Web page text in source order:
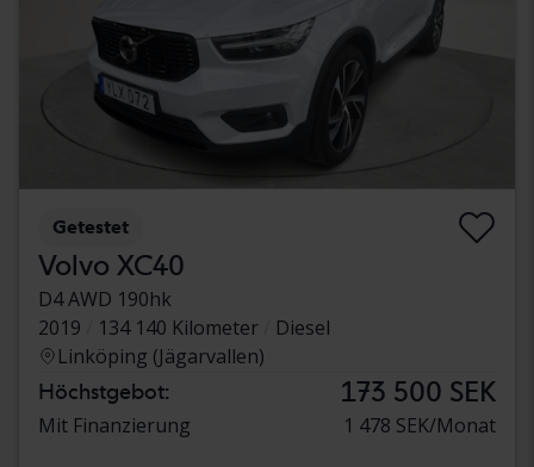
Getestet
Volvo XC40
D4 AWD 190hk
2019
134 140 Kilometer
Diesel
Linköping (Jägarvallen)
Höchstgebot: 173 500 SEK
Mit Finanzierung 1 478 SEK/Monat